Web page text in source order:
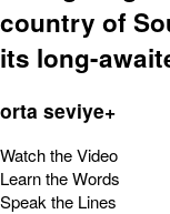
country of
its long-
orta seviye+
Watch the Video
Learn the Words
Speak the Lines